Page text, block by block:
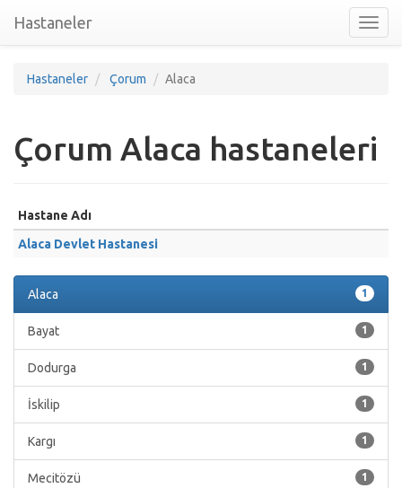
nav
Hastaneler
Hastaneler Çorum Alaca
Çorum Alaca hastaneleri
Hastane Adı
Alaca Devlet Hastanesi
1
Alaca
1
Bayat
1
Dodurga
1
İskilip
1
Kargı
1
Mecitözü